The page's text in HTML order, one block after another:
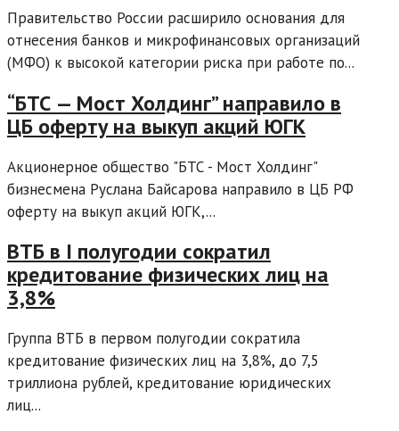
Правительство России расширило основания для
отнесения банков и микрофинансовых организаций
(МФО) к высокой категории риска при работе по...
“БТС — Мост Холдинг” направило в
ЦБ оферту на выкуп акций ЮГК
Акционерное общество "БТС - Мост Холдинг"
бизнесмена Руслана Байсарова направило в ЦБ РФ
оферту на выкуп акций ЮГК,...
ВТБ в I полугодии сократил
кредитование физических лиц на
3,8%
Группа ВТБ в первом полугодии сократила
кредитование физических лиц на 3,8%, до 7,5
триллиона рублей, кредитование юридических
лиц...